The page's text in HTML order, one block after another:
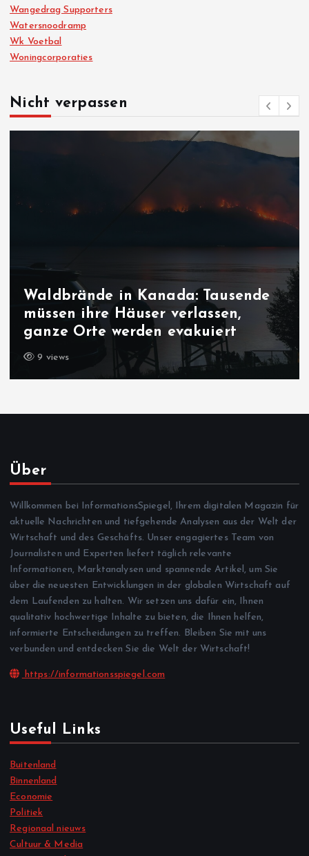
Wangedrag Supporters
Watersnoodramp
Wk Voetbal
Woningcorporaties
Nicht verpassen
Waldbrände in Kanada: Tausende
müssen ihre Häuser verlassen,
ganze Orte werden evakuiert
9 views
Über
Willkommen bei InformationsSpiegel, Ihrem digitalen Magazin für
aktuelle Nachrichten und tiefgehende Analysen aus der Welt der
Wirtschaft und des Geschäfts. Unser engagiertes Team von
Journalisten und Experten liefert täglich relevante
Informationen, Marktanalysen und spannende Artikel, um Sie
über die neuesten Entwicklungen in der globalen Wirtschaft auf
dem Laufenden zu halten. Wir setzen uns dafür ein, Ihnen
qualitativ hochwertige Inhalte zu bieten, die Ihnen helfen,
informierte Entscheidungen zu treffen. Bleiben Sie mit uns
verbunden und entdecken Sie die Welt der Wirtschaft!
https://informationsspiegel.com
Useful Links
Buitenland
Binnenland
Economie
Politiek
Regionaal nieuws
Cultuur & Media